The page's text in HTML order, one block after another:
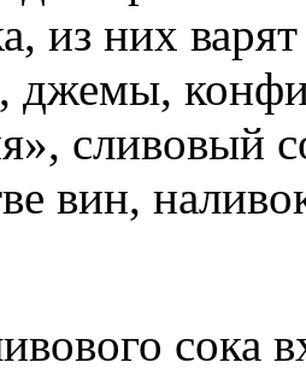
из них
джемы,
сливовый
вин,
сока